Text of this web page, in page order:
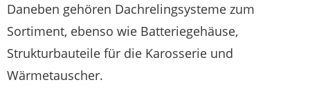
Daneben gehören Dachrelingsysteme zum
Sortiment, ebenso wie Batteriegehäuse,
Strukturbauteile für die Karosserie und
Wärmetauscher.